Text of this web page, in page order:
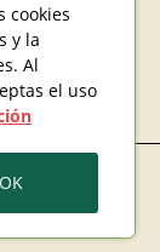
cookies
y la
Al
el uso
OK